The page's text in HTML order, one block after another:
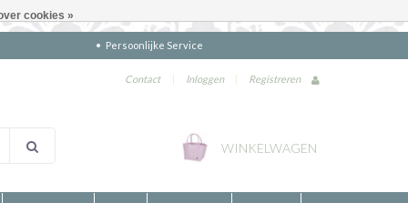
Persoonlijke Service
Contact | Inloggen | Registreren
WINKELWAGEN
cookies »